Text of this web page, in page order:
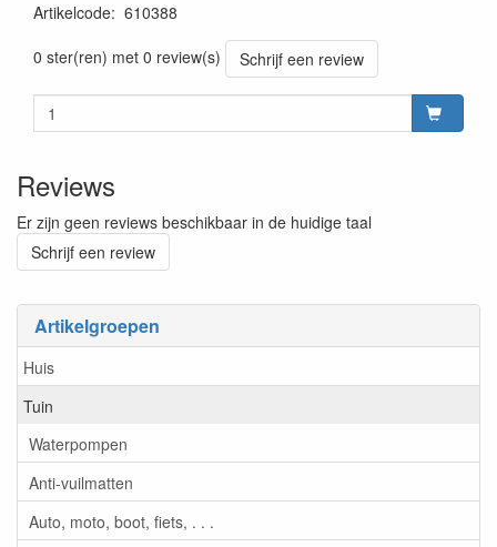
Artikelgroepen
Huis
Tuin
Waterpompen
Anti-vuilmatten
Auto, moto, boot, fiets, . . .
Artikelcode: 610388
0 ster(ren) met 0 review(s)
Schrijf een review
Reviews
Er zijn geen reviews beschikbaar in de huidige taal
Schrijf een review